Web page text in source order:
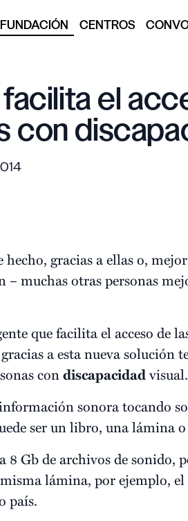
FUNDACIÓN CENTROS
el
con
gracias a ellas o,
muchas otras personas
que facilita el acceso de
a esta nueva solución
condiscapacidadvisual.
sonora tocando
ser un libro, una lámina
8 Gb de archivos de sonido,
lámina, por ejemplo,
país.